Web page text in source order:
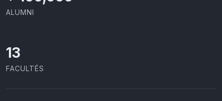
ALUMNI
13
FACULTÉS